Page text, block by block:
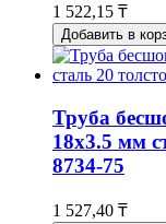
1 522,15 ₸
Добавить в
Труба
18х3.5 мм
8734-75
1 527,40 ₸